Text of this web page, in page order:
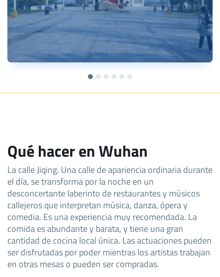
Qué hacer en Wuhan
La calle Jiqing. Una calle de apariencia ordinaria durante
el día, se transforma por la noche en un
desconcertante laberinto de restaurantes y músicos
callejeros que interpretan música, danza, ópera y
comedia. Es una experiencia muy recomendada. La
comida es abundante y barata, y tiene una gran
cantidad de cocina local única. Las actuaciones pueden
ser disfrutadas por poder mientras los artistas trabajan
en otras mesas o pueden ser compradas.